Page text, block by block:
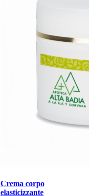
Crema corpo
elasticizzante